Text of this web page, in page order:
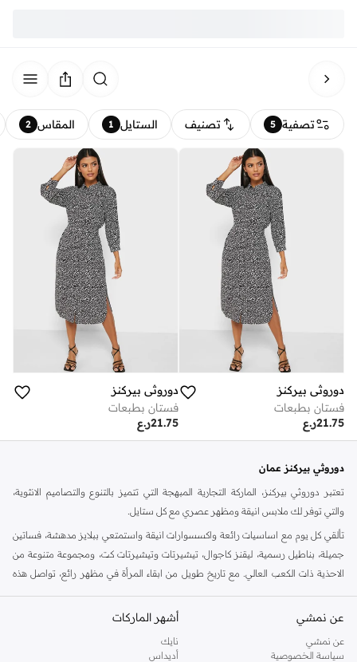
تصفية 5 تصنيف الستايل 1 المقاس 2
دوروثي بيركنز
فستان بطبعات
ر.ع21.75
دوروثي بيركنز
فستان بطبعات
ر.ع21.75
دوروثي بيركنز عمان
تعتبر دوروثي بيركنز، الماركة التجارية المبهجة التي تتميز بالتنوع والتصاميم الانثوية،
والتي توفر لك ملابس انيقة ومظهر عصري مع كل ستايل.
تألقي كل يوم مع اساسيات رائعة واكسسوارات انيقة واستمتعي ببلايز مدهشة، فساتين
جميلة، بناطيل رسمية، ليقنز كاجوال، تيشيرتات وتيشيرتات كت، ومجموعة متنوعة من
الاحذية ذات الكعب العالي. مع تاريخ طويل من ابقاء المرأة في مظهر رائع، تواصل هذه
كنت تقومين بتجديد خزانة ملابسك الملائمة للعمل، البحث عن فستان مثالي للحفلات او
اليه.
عن نمشي
عن نمشي
سياسة الخصوصية
أشهر الماركات
نايك
أديداس